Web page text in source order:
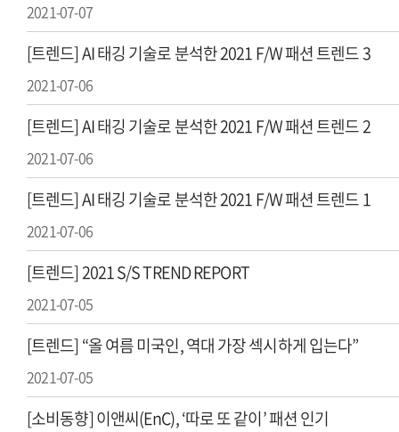
2021-07-07
[트렌드] AI 태깅 기술로 분석한 2021 F/W 패션 트렌드 3
2021-07-06
[트렌드] AI 태깅 기술로 분석한 2021 F/W 패션 트렌드 2
2021-07-06
[트렌드] AI 태깅 기술로 분석한 2021 F/W 패션 트렌드 1
2021-07-06
[트렌드] 2021 S/S TREND REPORT
2021-07-05
[트렌드] “올 여름 미국인, 역대 가장 섹시하게 입는다”
2021-07-05
[소비동향] 이앤씨(EnC), ‘따로 또 같이’ 패션 인기